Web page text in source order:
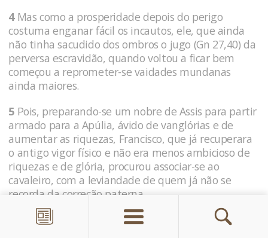
4Mas como a prosperidade depois do perigo
costuma enganar fácil os incautos, ele, que ainda
não tinha sacudido dos ombros o jugo (Gn 27,40) da
perversa escravidão, quando voltou a ficar bem
começou a reprometer-se vaidades mundanas
ainda maio­res.
5 Pois, preparando-se um nobre de Assis para partir
armado para a Apúlia, ávido de vanglórias e de
aumentar as riquezas, Francisco, que já recupe­rara
o antigo vigor físico e não era menos ambicioso de
riquezas e de glória, procurou associar-se ao
cavaleiro, com a leviandade de quem já não se
recorda da correção paterna.
Mas nisso é preciso admirar bastante a disposição